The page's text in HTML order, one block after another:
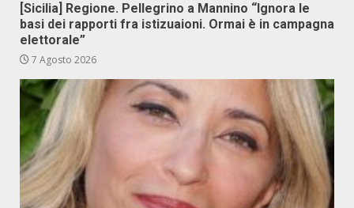
[Sicilia] Regione. Pellegrino a Mannino “Ignora le
basi dei rapporti fra istizuaioni. Ormai è in campagna
elettorale”
7 Agosto 2026